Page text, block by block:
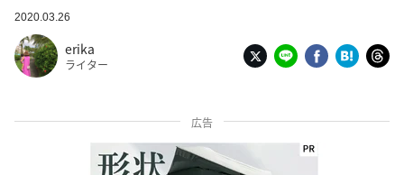
2020.03.26
erika
ライター
広告